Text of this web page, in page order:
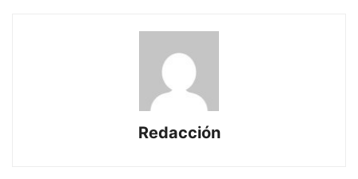
Redacción